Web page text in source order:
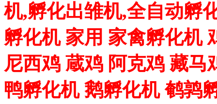
机,孵化出雏机,全自动孵
孵化机 家用 家禽孵化机
尼西鸡 蔵鸡 阿克鸡 藏马
鸭孵化机 鹅孵化机 鹌鹑